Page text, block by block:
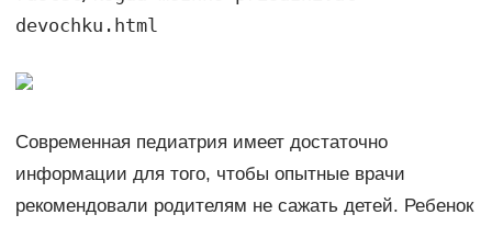
devochku.html
Современная педиатрия имеет достаточно
информации для того, чтобы опытные врачи
рекомендовали родителям не сажать детей. Ребенок